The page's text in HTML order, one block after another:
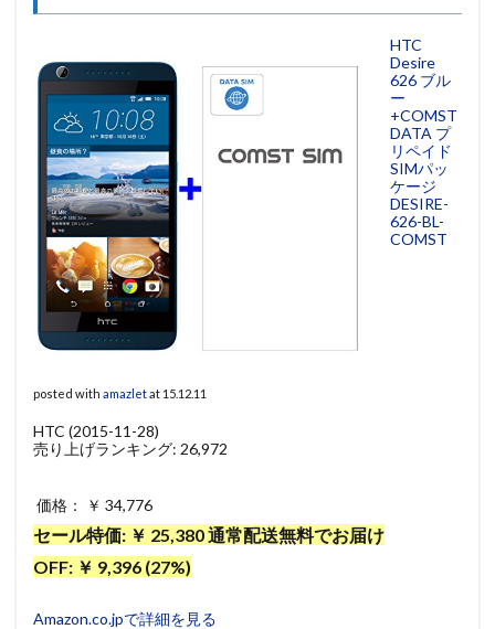
HTC
Desire
626 ブル
ー
+COMST
DATA プ
リペイド
SIMパッ
ケージ
DESIRE-
626-BL-
COMST
posted with amazletat 15.12.11
HTC (2015-11-28)
売り上げランキング: 26,972
価格： ￥ 34,776
セール特価: ￥ 25,380 通常配送無料でお届け
OFF: ￥ 9,396 (27%)
Amazon.co.jpで詳細を見る